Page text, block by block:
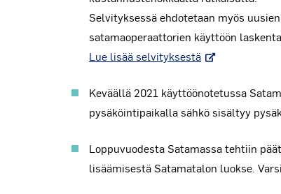
Selvityksessä ehdotetaan myös
satamaoperaattorien käyttöön
Lue lisää selvityksestä
Keväällä 2021 käyttöönotetussa
pysäköintipaikalla sähkö sisältyy
Loppuvuodesta Satamassa tehtiin
lisäämisestä Satamatalon luokse.